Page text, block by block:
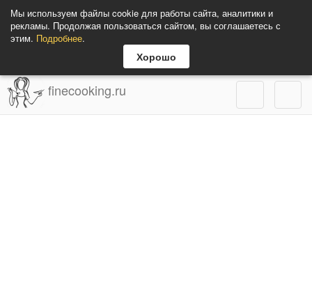
Мы используем файлы cookie для работы сайта, аналитики и
рекламы. Продолжая пользоваться сайтом, вы соглашаетесь с
этим. Подробнее.
Хорошо
finecooking.ru